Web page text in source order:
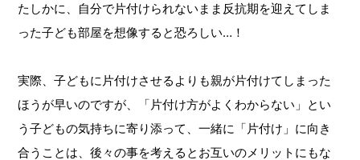
たしかに、自分で片付けられないまま反抗期を迎えてしま
った子ども部屋を想像すると恐ろしい…！
実際、子どもに片付けさせるよりも親が片付けてしまった
ほうが早いのですが、「片付け方がよくわからない」とい
う子どもの気持ちに寄り添って、一緒に「片付け」に向き
合うことは、後々の事を考えるとお互いのメリットにもな